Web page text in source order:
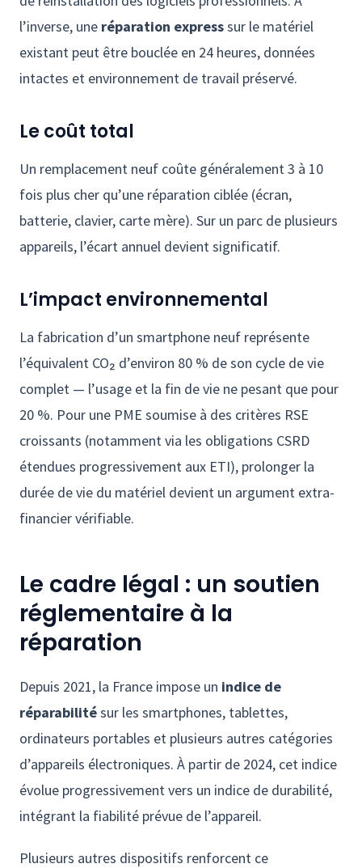
l’inverse, une réparation expresssur le matériel
existant peut être bouclée en 24 heures, données
intactes et environnement de travail préservé.
Le coût total
Un remplacement neuf coûte généralement 3 à 10
fois plus cher qu’une réparation ciblée (écran,
batterie, clavier, carte mère). Sur un parc de plusieurs
appareils, l’écart annuel devient significatif.
L’impact environnemental
La fabrication d’un smartphone neuf représente
l’équivalent CO₂ d’environ 80 % de son cycle de vie
complet — l’usage et la fin de vie ne pesant que pour
20 %. Pour une PME soumise à des critères RSE
croissants (notamment via les obligations CSRD
étendues progressivement aux ETI), prolonger la
durée de vie du matériel devient un argument extra-
financier vérifiable.
Le cadre légal : un soutien
réglementaire à la
réparation
Depuis 2021, la France impose un indice de
réparabilitésur les smartphones, tablettes,
ordinateurs portables et plusieurs autres catégories
d’appareils électroniques. À partir de 2024, cet indice
évolue progressivement vers un indice de durabilité,
intégrant la fiabilité prévue de l’appareil.
Plusieurs autres dispositifs renforcent ce